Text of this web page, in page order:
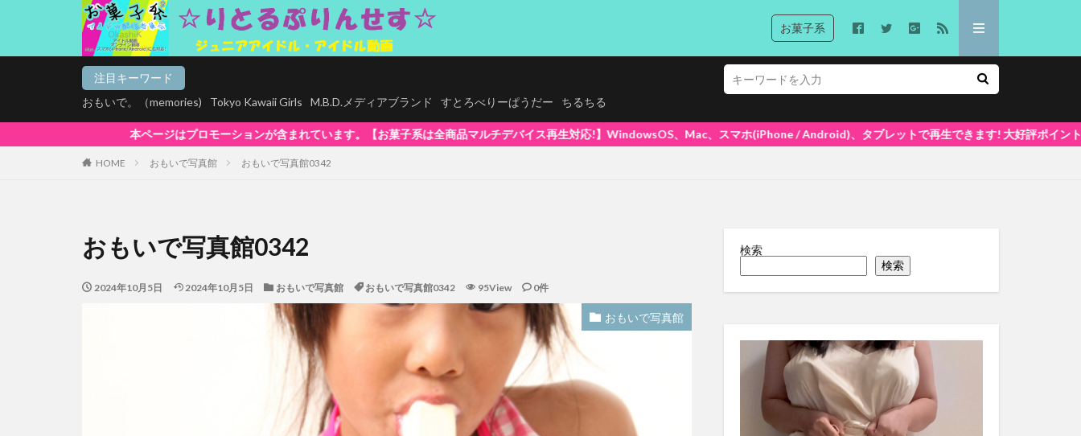
お菓子系
注目キーワード
おもいで。（memories)
Tokyo Kawaii Girls M.B.D.メディアブランド すとろべりーぱうだー ちるちる
プロモーションが含まれています。【お菓子系は全商品マルチデバイス再生対応!】WindowsOS、Mac、スマホ(iPhone / Android)、タブレットで再生できます! 大好評ポイントシステム5%還元中(1ポイント=1円
HOME おもいで写真館 おもいで写真館0342
おもいで写真館0342
2024年10月5日 2024年10月5日 おもいで写真館 おもいで写真館0342 95View 0件
おもいで写真館
検索
検索